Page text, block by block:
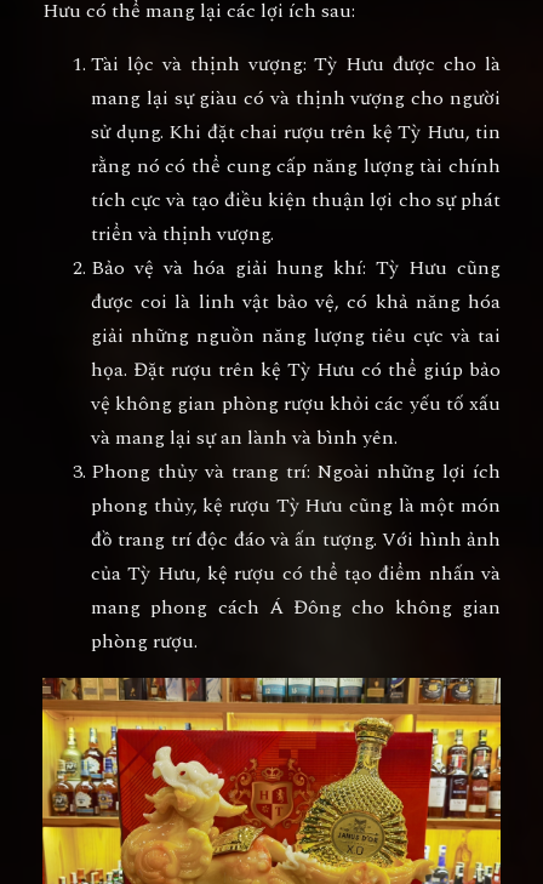
Hưu có thể mang lại các lợi ích sau:
Tài lộc và thịnh vượng: Tỳ Hưu được cho là
mang lại sự giàu có và thịnh vượng cho người
sử dụng. Khi đặt chai rượu trên kệ Tỳ Hưu, tin
rằng nó có thể cung cấp năng lượng tài chính
tích cực và tạo điều kiện thuận lợi cho sự phát
triển và thịnh vượng.
Bảo vệ và hóa giải hung khí: Tỳ Hưu cũng
được coi là linh vật bảo vệ, có khả năng hóa
giải những nguồn năng lượng tiêu cực và tai
họa. Đặt rượu trên kệ Tỳ Hưu có thể giúp bảo
vệ không gian phòng rượu khỏi các yếu tố xấu
và mang lại sự an lành và bình yên.
Phong thủy và trang trí: Ngoài những lợi ích
phong thủy, kệ rượu Tỳ Hưu cũng là một món
đồ trang trí độc đáo và ấn tượng. Với hình ảnh
của Tỳ Hưu, kệ rượu có thể tạo điểm nhấn và
mang phong cách Á Đông cho không gian
phòng rượu.